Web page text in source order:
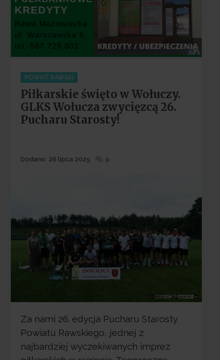
Categories
POWIAT RAWSKI
Piłkarskie święto w Wołuczy.
GLKS Wołucza zwycięzcą 26.
Pucharu Starosty!
Dodane
Dodano 26 lipca 2025 0
Za nami 26. edycja Pucharu Starosty
Powiatu Rawskiego, jednej z
najbardziej wyczekiwanych imprez